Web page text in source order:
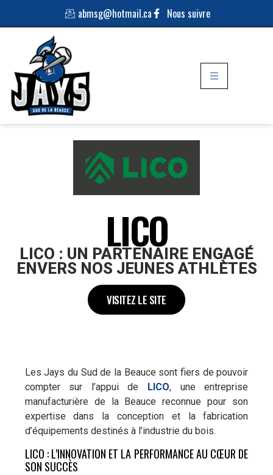
abmsg@hotmail.ca Nous suivre
LICO
LICO : UN PARTENAIRE ENGAGÉ
ENVERS NOS JEUNES ATHLÈTES
VISITEZ LE SITE
Les Jays du Sud de la Beauce sont fiers de pouvoir
compter sur l’appui de
LICO, une entreprise
manufacturière de la Beauce reconnue pour son
expertise dans la conception et la fabrication
d’équipements destinés à l’industrie du bois.
LICO : L’INNOVATION ET LA PERFORMANCE AU CŒUR DE
SON SUCCÈS